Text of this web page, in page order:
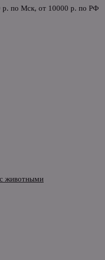
р. по Мск, от 10000 р. по РФ